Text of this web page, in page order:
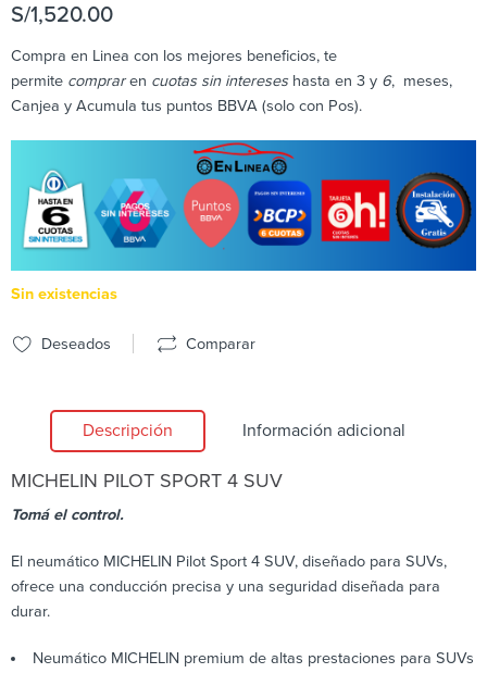
S/1,520.00
Compra en Linea con los mejores beneficios, te
permite compraren cuotas sin intereseshasta en 3 y 6, meses,
Canjea y Acumula tus puntos BBVA (solo con Pos).
Sin existencias
Deseados Comparar
Descripción Información adicional
MICHELIN PILOT SPORT 4 SUV
Tomá el control.
El neumático MICHELIN Pilot Sport 4 SUV, diseñado para SUVs,
ofrece una conducción precisa y una seguridad diseñada para
durar.
Neumático MICHELIN premium de altas prestaciones para SUVs